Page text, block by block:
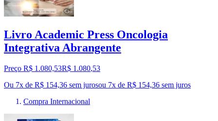
Livro Academic Press Oncologia
Integrativa Abrangente
Preço R$ 1.080,53R$ 1.080,53
Ou 7x de R$ 154,36 sem jurosou 7x de R$ 154,36 sem juros
Compra Internacional